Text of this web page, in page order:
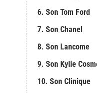
6. Son Tom Ford
7. Son Chanel
8. Son Lancome
9. Son Kylie
10. Son Clinique